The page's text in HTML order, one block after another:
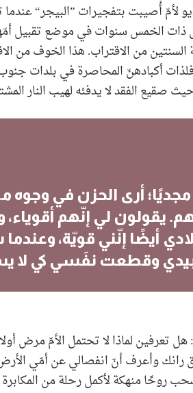
لأمّ أُصيبت بتفجيرات ”البيجر“ عندما
ذات الخمس سنوات في موضع تقبيل
من الاقتراب. هذا الخوف من
أكبادهنّ المحاصرة في بلدات جنوب
الفقد لا يدفئه لهيب النار
أرى الحزن في وجوه
يقولون لي إنّهم أقوياء،
أيضًا إنّني قويّة،
وقطعت نفَسي كي لا
لماذا لا تحتمل الأمّ مرض
رانك وأعرف أنّ انفصالي عن أمّي
روحًا منهكة لأكمل رحلة من المكابرة